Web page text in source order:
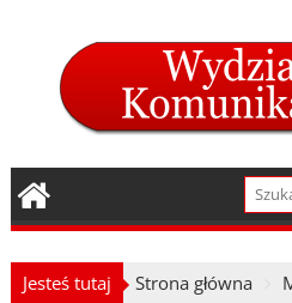
Jesteś tutaj Strona główna